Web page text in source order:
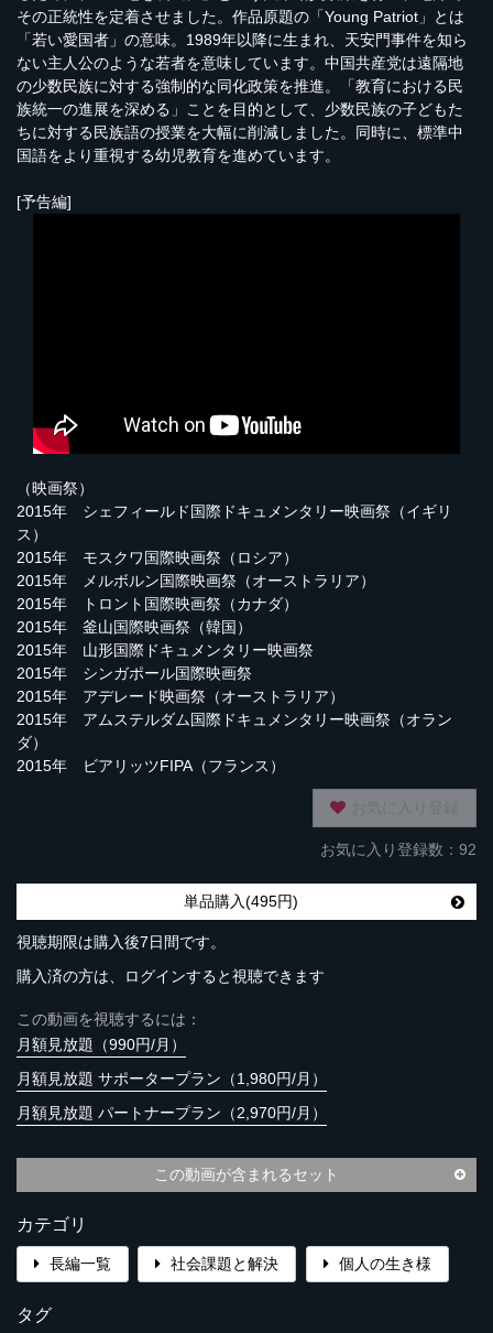
その正統性を定着させました。作品原題の「Young Patriot」とは
「若い愛国者」の意味。1989年以降に生まれ、天安門事件を知ら
ない主人公のような若者を意味しています。中国共産党は遠隔地
の少数民族に対する強制的な同化政策を推進。「教育における民
族統一の進展を深める」ことを目的として、少数民族の子どもた
ちに対する民族語の授業を大幅に削減しました。同時に、標準中
国語をより重視する幼児教育を進めています。
[予告編]
（映画祭）
2015年 シェフィールド国際ドキュメンタリー映画祭（イギリ
ス）
2015年 モスクワ国際映画祭（ロシア）
2015年 メルボルン国際映画祭（オーストラリア）
2015年 トロント国際映画祭（カナダ）
2015年 釜山国際映画祭（韓国）
2015年 山形国際ドキュメンタリー映画祭
2015年 シンガポール国際映画祭
2015年 アデレード映画祭（オーストラリア）
2015年 アムステルダム国際ドキュメンタリー映画祭（オラン
ダ）
2015年 ビアリッツFIPA（フランス）
お気に入り登録数：92
単品購入(495円)
視聴期限は購入後7日間です。
購入済の方は、ログインすると視聴できます
この動画を視聴するには：
月額見放題（990円/月）
月額見放題 サポータープラン（1,980円/月）
月額見放題 パートナープラン（2,970円/月）
この動画が含まれるセット
カテゴリ
長編一覧 社会課題と解決 個人の生き様
タグ